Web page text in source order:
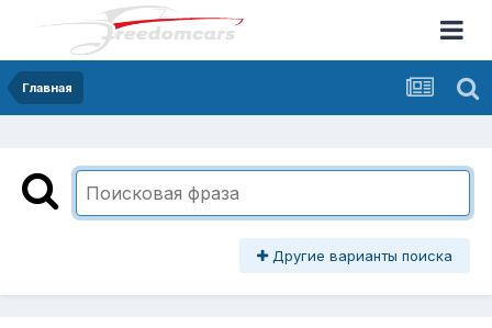
Главная
Другие варианты поиска